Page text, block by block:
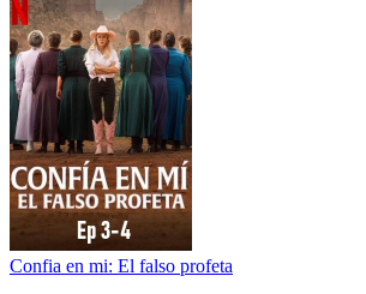
Confia en mi: El falso profeta